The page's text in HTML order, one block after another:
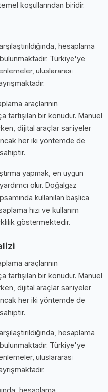
koşullarından biridir.
hesaplama
Türkiye'ye
uluslararası
araçlarının
tartışılan bir konudur. Manuel
dijital araçlar saniyeler
her iki yöntemde de
yapmak, en uygun
olur. Doğalgaz
kullanılan başlıca
hızı ve kullanım
göstermektedir.
araçlarının
tartışılan bir konudur. Manuel
dijital araçlar saniyeler
her iki yöntemde de
hesaplama
Türkiye'ye
uluslararası
hesaplama